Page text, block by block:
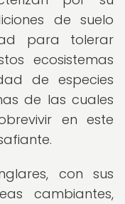
de suelo
para tolerar
ecosistemas
de especies
de las cuales
en este
con sus
cambiantes,